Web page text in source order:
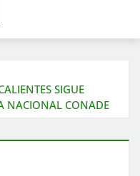
SIGUE
NACIONAL CONADE